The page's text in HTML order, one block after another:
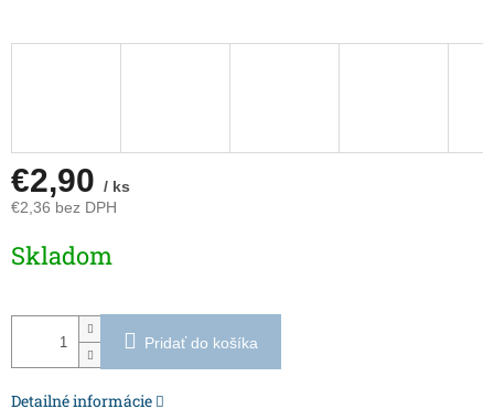
€2,90 / ks
€2,36 bez DPH
cena:
Skladom
Pridať do košíka
Detailné informácie